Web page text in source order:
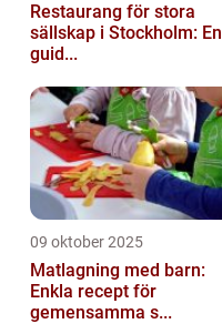
Restaurang för stora
sällskap i Stockholm: En
guid...
09 oktober 2025
Matlagning med barn:
Enkla recept för
gemensamma s...